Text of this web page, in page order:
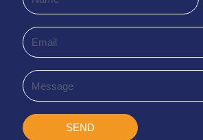
Email
Message
SEND